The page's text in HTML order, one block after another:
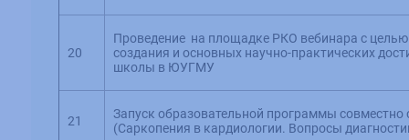
20
Проведение на площадке РКО вебинара с
создания и основных научно-практических
школы в ЮУГМУ
21
Запуск образовательной программы
(Саркопения в кардиологии. Вопросы